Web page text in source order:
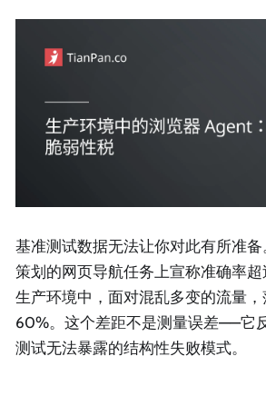
基准测试数据无法让你对此有所准
策划的网页导航任务上宣称准确率
生产环境中，面对混乱多变的流量
60%。这个差距不是测量误差——它
测试无法暴露的结构性失败模式。